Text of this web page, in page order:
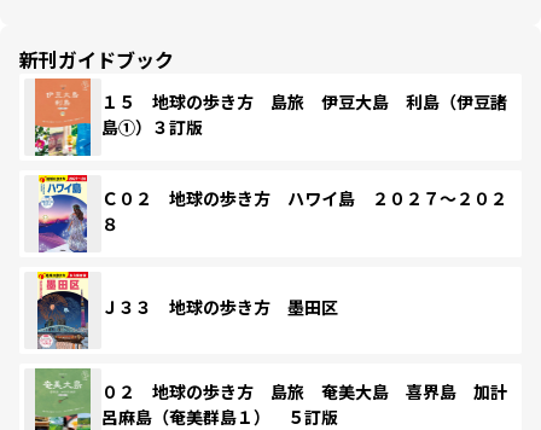
新刊ガイドブック
１５ 地球の歩き方 島旅 伊豆大島 利島（伊豆諸
島①）３訂版
Ｃ０２ 地球の歩き方 ハワイ島 ２０２７～２０２
８
Ｊ３３ 地球の歩き方 墨田区
０２ 地球の歩き方 島旅 奄美大島 喜界島 加計
呂麻島（奄美群島１） ５訂版